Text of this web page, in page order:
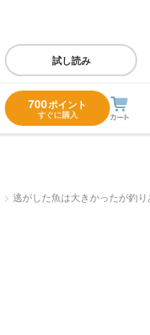
試し読み
700ポイント
すぐに購入
逃がした魚は大きかったが釣